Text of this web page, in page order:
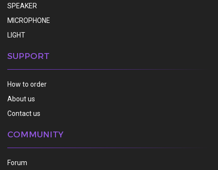
SPEAKER
MICROPHONE
LIGHT
SUPPORT
How to order
About us
Contact us
COMMUNITY
Forum